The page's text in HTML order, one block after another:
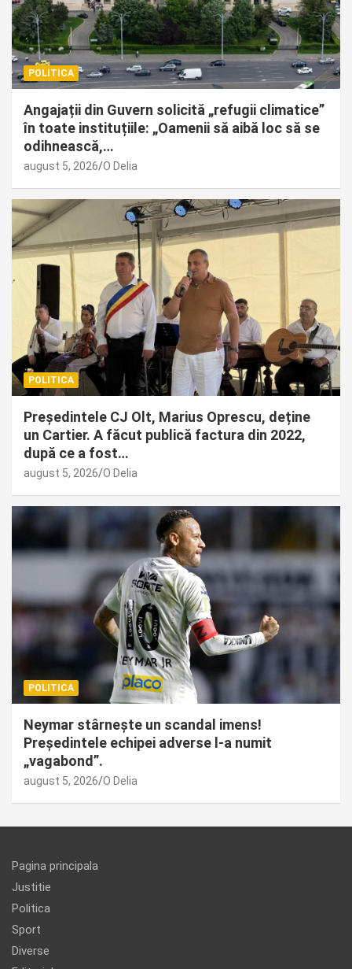
POLITICA
Angajații din Guvern solicită „refugii climatice”
în toate instituțiile: „Oamenii să aibă loc să se
odihnească,…
august 5, 2026 O Delia
POLITICA
Președintele CJ Olt, Marius Oprescu, deține
un Cartier. A făcut publică factura din 2022,
după ce a fost…
august 5, 2026 O Delia
POLITICA
Neymar stârnește un scandal imens!
Președintele echipei adverse l-a numit
„vagabond”.
august 5, 2026 O Delia
Pagina principala
Justitie
Politica
Sport
Diverse